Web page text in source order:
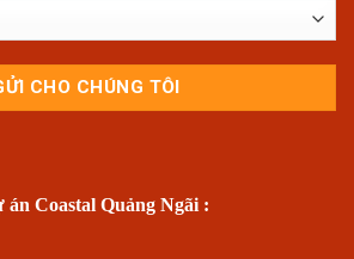
án Coastal Quảng Ngãi :